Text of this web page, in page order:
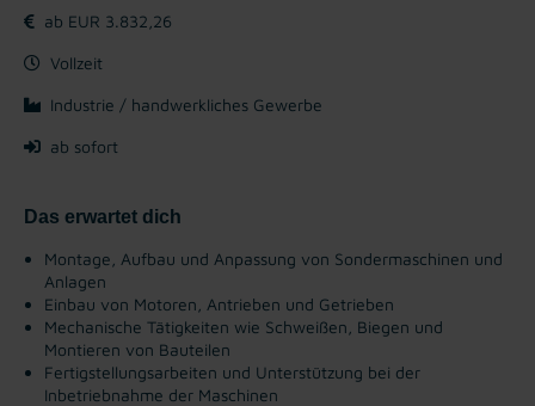
ab EUR 3.832,26
Vollzeit
Industrie / handwerkliches Gewerbe
ab sofort
Das erwartet dich
Montage, Aufbau und Anpassung von Sondermaschinen und
Anlagen
Einbau von Motoren, Antrieben und Getrieben
Mechanische Tätigkeiten wie Schweißen, Biegen und
Montieren von Bauteilen
Fertigstellungsarbeiten und Unterstützung bei der
Inbetriebnahme der Maschinen